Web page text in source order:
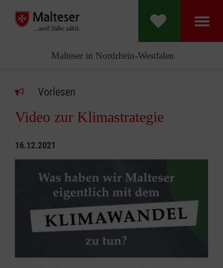
Malteser in Nordrhein-Westfalen
Vorlesen
Video zur Klimastrategie
16.12.2021